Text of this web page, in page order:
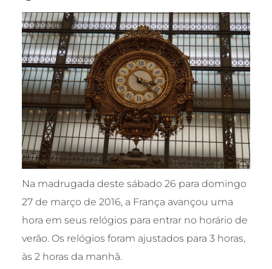
Na madrugada deste sábado 26 para domingo
27 de março de 2016, a França avançou uma
hora em seus relógios para entrar no horário de
verão. Os relógios foram ajustados para 3 horas,
às 2 horas da manhã.